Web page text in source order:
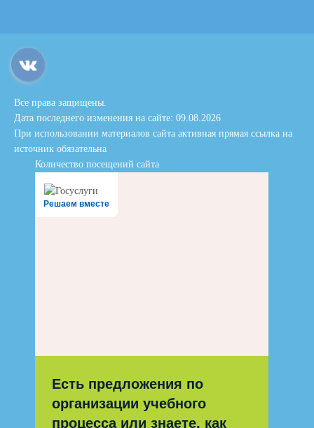
Все права защищены.
Дата последнего изменения на сайте: 09.08.2026
При использовании материалов сайта активная прямая ссылка на
источник обязательна
Количество посещений сайта
Решаем вместе
Есть предложения по
организации учебного
процесса или знаете, как